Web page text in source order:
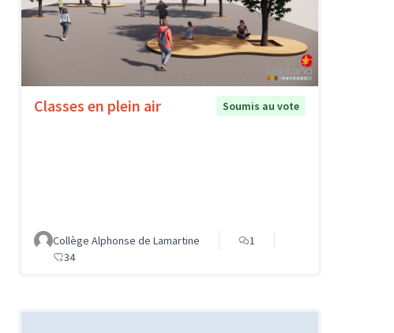
Classes en plein air Soumis au vote
Collège Alphonse de Lamartine
1
34